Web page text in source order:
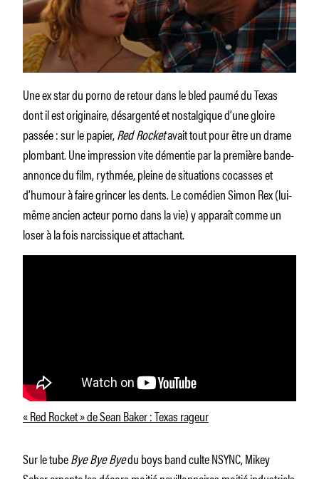
Une ex star du porno de retour dans le bled paumé du Texas
dont il est originaire, désargenté et nostalgique d’une gloire
passée : sur le papier,Red Rocketavait tout pour être un drame
plombant. Une impression vite démentie par la première bande-
annonce du film, rythmée, pleine de situations cocasses et
d’humour à faire grincer les dents. Le comédien Simon Rex (lui-
même ancien acteur porno dans la vie) y apparaît comme un
loser à la fois narcissique et attachant.
« Red Rocket » de Sean Baker : Texas rageur
Sur le tubeBye Bye Byedu boys band culte NSYNC, Mikey